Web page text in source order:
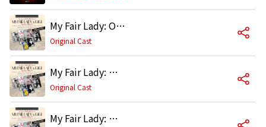
My Fair Lady: Overture
Original Cast
My Fair Lady: Why Can't the English
Original Cast
My Fair Lady: Wouldn't It Be Loverly?